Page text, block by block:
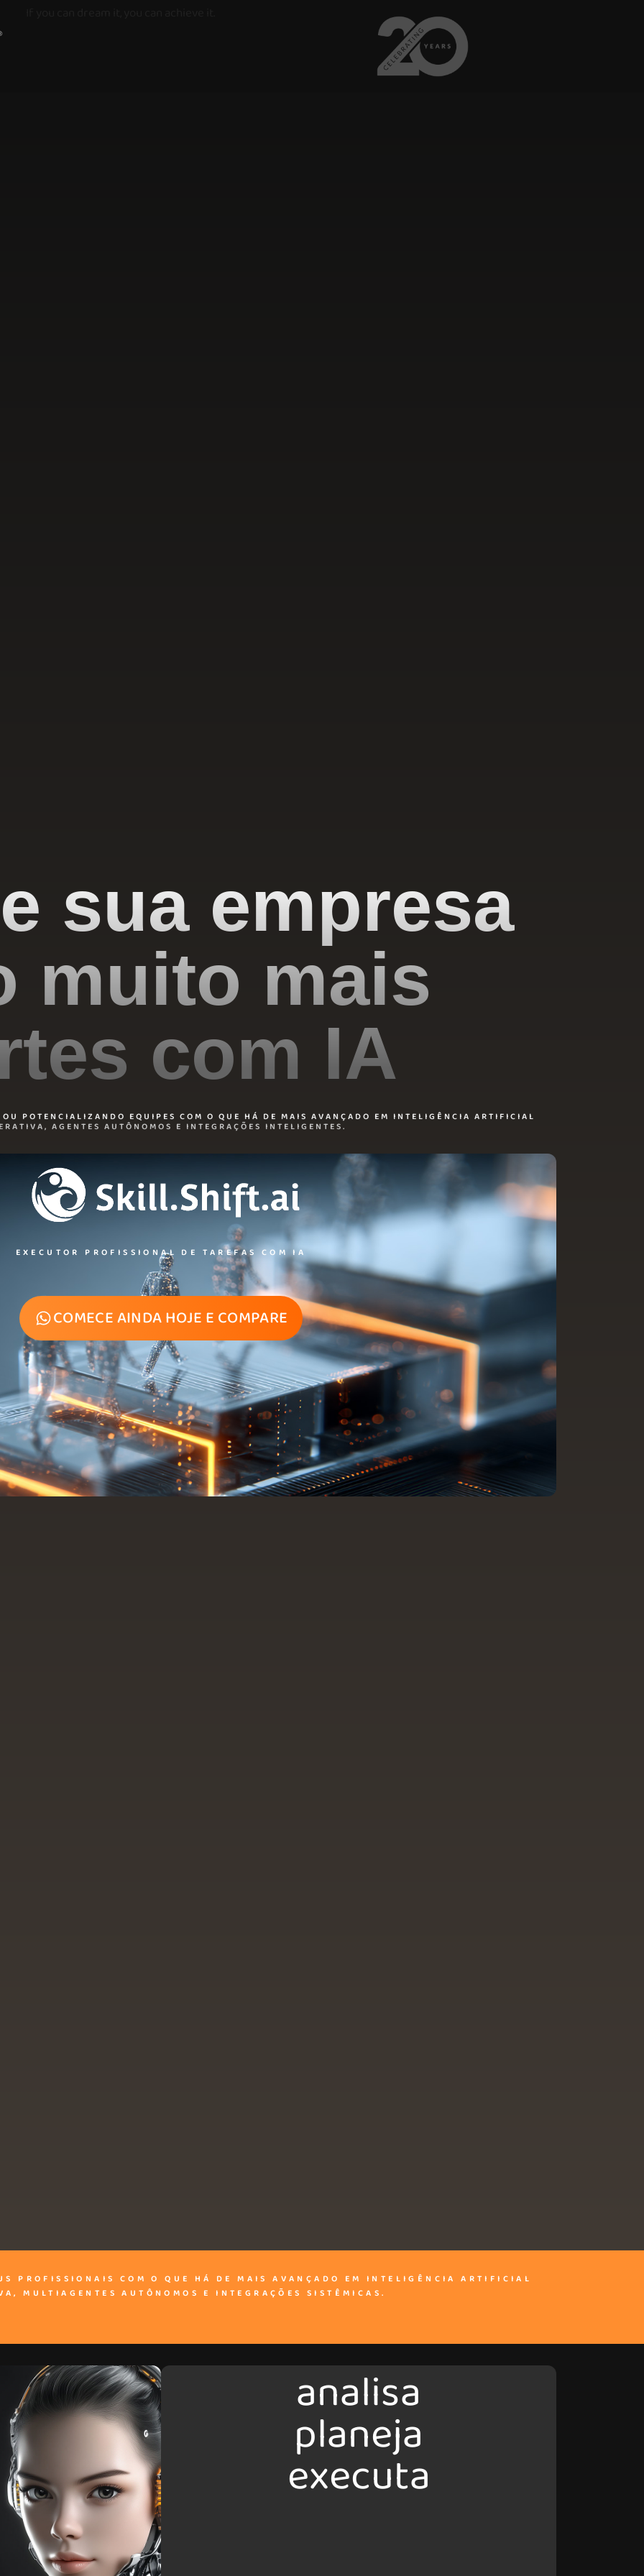
sua empresa
muito mais
com IA
POTENCIALIZANDO EQUIPES COM O QUE HÁ DE MAIS AVANÇADO EM INTELIGÊNCIA ARTIFICIAL
AGENTES AUTÔNOMOS E INTEGRAÇÕES INTELIGENTES.
EXECUTOR PROFISSIONAL DE TAREFAS COM IA
COMECE AINDA HOJE E COMPARE
PROFISSIONAIS COM O QUE HÁ DE MAIS AVANÇADO EM INTELIGÊNCIA ARTIFICIAL
MULTIAGENTES AUTÔNOMOS E INTEGRAÇÕES SISTÊMICAS.
analisa
planeja
executa